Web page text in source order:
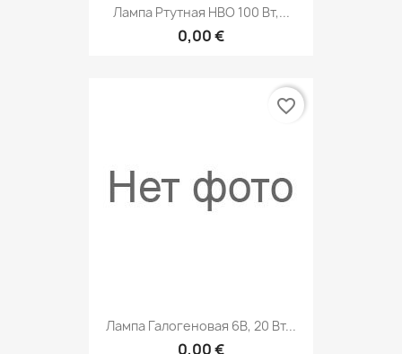
Лампа Ртутная HBO 100 Вт,...
0,00 €
Лампа Галогеновая 6В, 20 Вт...
0,00 €
favorite_border